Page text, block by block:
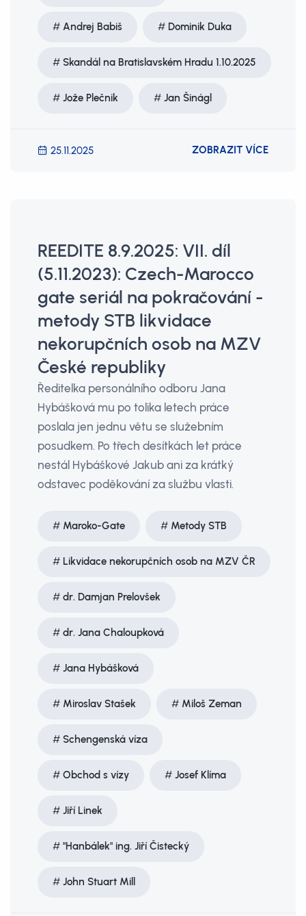
Andrej Babiš Dominik Duka
Skandál na Bratislavském Hradu 1.10.2025
Jože Plečnik Jan Šinágl
25.11.2025 ZOBRAZIT VÍCE
REEDITE 8.9.2025: VII. díl
(5.11.2023): Czech-Marocco
gate seriál na pokračování -
metody STB likvidace
nekorupčních osob na MZV
České republiky
Ředitelka personálního odboru Jana
Hybášková mu po tolika letech práce
poslala jen jednu větu se služebním
posudkem. Po třech desítkách let práce
nestál Hybáškové Jakub ani za krátký
odstavec poděkování za službu vlasti.
Maroko-Gate Metody STB
Likvidace nekorupčních osob na MZV ČR
dr. Damjan Prelovšek
dr. Jana Chaloupková
Jana Hybášková
Miroslav Stašek Miloš Zeman
Schengenská víza
Obchod s vízy Josef Klíma
Jiří Linek
"Hanbálek" ing. Jiří Čistecký
John Stuart Mill